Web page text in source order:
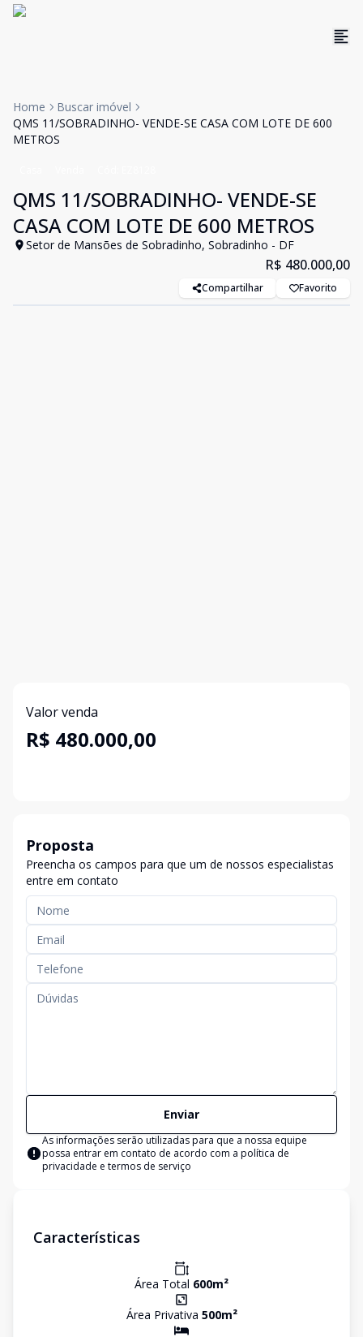
Home
Buscar imóvel
QMS 11/SOBRADINHO- VENDE-SE CASA COM LOTE DE 600
METROS
QMS 11/SOBRADINHO- VENDE-SE
CASA COM LOTE DE 600 METROS
Setor de Mansões de Sobradinho, Sobradinho - DF
R$ 480.000,00
Compartilhar Favorito
Valor venda
R$ 480.000,00
Proposta
Preencha os campos para que um de nossos especialistas
entre em contato
Enviar
As informações serão utilizadas para que a nossa equipe
possa entrar em contato de acordo com a política de
privacidade e termos de serviço
Características
Área Total 600m²
Área Privativa 500m²